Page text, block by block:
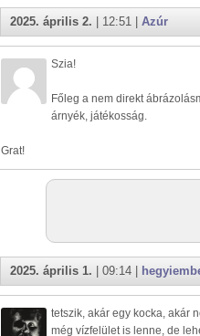
2025. április 2. | 12:51 | Azúr
Szia!
Főleg a nem direkt
árnyék, játékosság.
Grat!
2025. április 1. | 09:14 |
tetszik, akár egy kocka, akár
még vízfelület is lenne, de